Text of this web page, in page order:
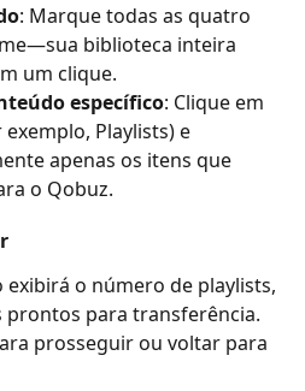
: Marque todas as quatro
biblioteca inteira
um clique.
específico: Clique em
Playlists) e
apenas os itens que
o Qobuz.
o número de playlists,
prontos para transferência.
prosseguir ou voltar para